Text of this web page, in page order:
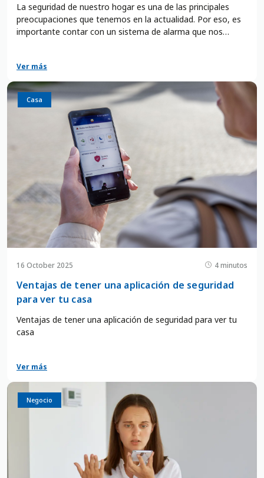
La seguridad de nuestro hogar es una de las principales
preocupaciones que tenemos en la actualidad. Por eso, es
importante contar con un sistema de alarma que nos
suficientes para hacer frente a los nuevos desafíos que
plantea el mundo moderno. Por eso, en este artículo te
presentamos las últimas tendencias en alarmas para casas,
que incorporan tecnologías innovadoras y avanzadas para
ofrecerte un servicio más completo y eficiente.
Ver más
Casa
16 October 2025 4 minutos
Ventajas de tener una aplicación de seguridad
para ver tu casa
Ventajas de tener una aplicación de seguridad para ver tu
casa
Ver más
Negocio